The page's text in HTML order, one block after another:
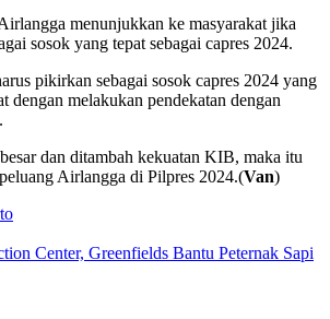
menunjukkan ke masyarakat jika
sosok yang tepat sebagai capres 2024.
pikirkan sebagai sosok capres 2024 yang
dengan melakukan pendekatan dengan
dan ditambah kekuatan KIB, maka itu
Airlangga di Pilpres 2024.(Van)
Center, Greenfields Bantu Peternak Sapi